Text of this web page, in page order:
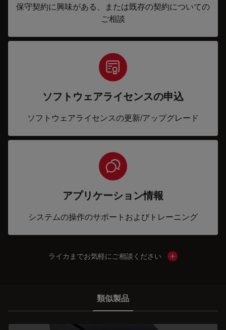
保守契約に興味がある、または既存の契約についての
ご相談
ソフトウェアライセンスの申込
ソフトウェアライセンスの更新/アップグレード
アプリケーション情報
システムの操作のサポートおよびトレーニング
ライカまでお気軽にご相談ください Show local
類似製品